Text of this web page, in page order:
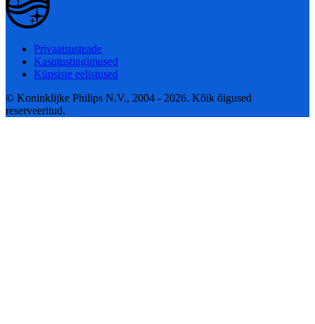
Privaatsusteade
Kasutustingimused
Küpsiste eelistused
© Koninklijke Philips N.V., 2004 - 2026. Kõik õigused
reserveeritud.